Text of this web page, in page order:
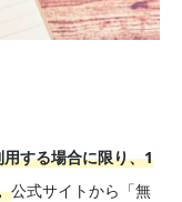
する場合に限り、1
公式サイトから「無